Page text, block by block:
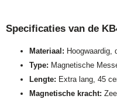
Specificaties van de
Materiaal: Hoogwaardig,
Type: Magnetische
Lengte: Extra lang, 45
Magnetische kracht: